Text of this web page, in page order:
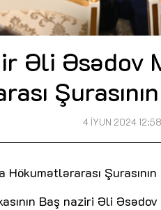
Əli Əsədov
4 İYUN 2024 12:58
Baş naziri Əli